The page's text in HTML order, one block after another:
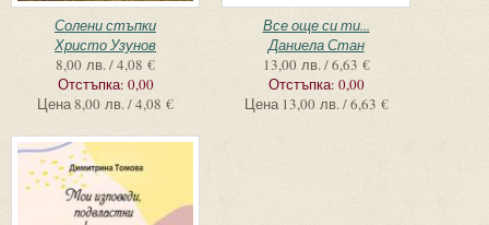
Солени стъпки
Христо Узунов
8,00 лв. / 4,08 €
Отстъпка: 0,00
Цена8,00 лв. / 4,08 €
Все още си ти...
Даниела Стан
13,00 лв. / 6,63 €
Отстъпка: 0,00
Цена 13,00 лв. / 6,63 €